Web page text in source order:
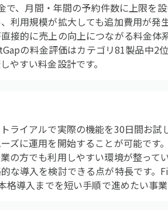
、月間・年間の予約件数に上限を
利用規模が拡大しても追加費用が発
接的に売上の向上につながる料金体
の料金評価はカテゴリ81製品中2
やすい料金設計です。
ライアルで実際の機能を30日間お試
ズに運用を開始することが可能です
の方でも利用しやすい環境が整って
な導入を検討できる点が特長です。
導入までを短い手順で進めたい事業